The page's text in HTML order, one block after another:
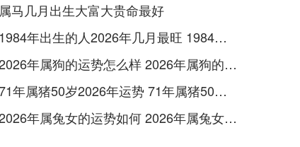
属马几月出生大富大贵命最好
1984年出生的人2026年几月最旺 1984年出生的教育经历
2026年属狗的运势怎么样 2026年属狗的运程
71年属猪50岁2026年运势 71年属猪50岁2026的运气
2026年属兔女的运势如何 2026年属兔女全年运势